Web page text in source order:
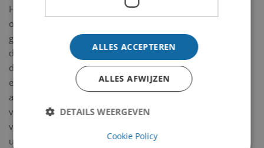
Haar meest omstreden beeld is het
oorlogsmonument ‘Eert de Vrouw’
geplaatst in Arnhem aan de oever van
de Rijn. Het stond oorspronkelijk op
de Sonsbeek-tentoonstelling van 1949
en werd door de gemeente Arnhem
aangekocht. Het stelt een gestileerde
vrouwenfiguur met opgeheven hoofd
voor door de kunstenares zelf gehakt
uit blauwe steen. Het beeld straalt
ALLES ACCEPTEREN
ALLES AFWIJZEN
DETAILS WEERGEVEN
Cookie Policy